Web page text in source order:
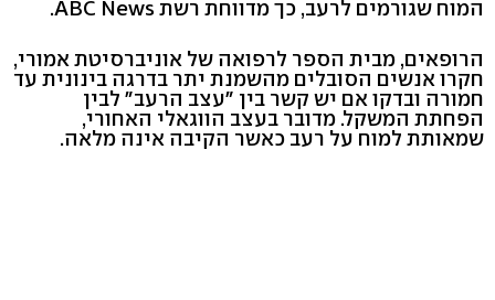
המוח שגורמים לרעב, כך מדווחת רשת ABC News.
הרופאים, מבית הספר לרפואה של אוניברסיטת אמורי,
חקרו אנשים הסובלים מהשמנת יתר בדרגה בינונית עד
חמורה ובדקו אם יש קשר בין "עצב הרעב" לבין
הפחתת המשקל. מדובר בעצב הווגאלי האחורי,
שמאותת למוח על רעב כאשר הקיבה אינה מלאה.